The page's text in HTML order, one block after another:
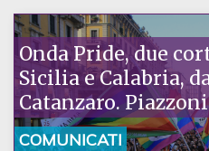
Onda Pride, due
Sicilia e Calabria,
Catanzaro.
la nostra
COMUNICATI